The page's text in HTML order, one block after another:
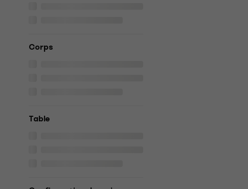
Corps
Table